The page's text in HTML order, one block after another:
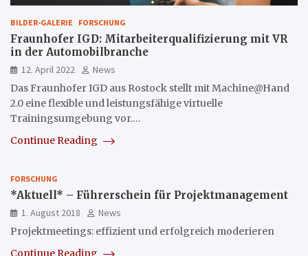
BILDER-GALERIE FORSCHUNG
Fraunhofer IGD: Mitarbeiterqualifizierung mit VR
in der Automobilbranche
12. April 2022
News
Das Fraunhofer IGD aus Rostock stellt mit Machine@Hand
2.0 eine flexible und leistungsfähige virtuelle
Trainingsumgebung vor.…
Continue Reading
FORSCHUNG
*Aktuell* – Führerschein für Projektmanagement
1. August 2018
News
Projektmeetings: effizient und erfolgreich moderieren
Continue Reading